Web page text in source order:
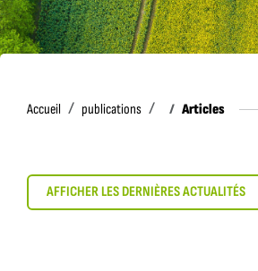
Accueil Accueilpublications Articles
AFFICHER LES DERNIÈRES ACTUALITÉS